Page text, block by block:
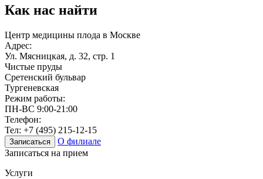
Как нас найти
Центр медицины плода в Москве
Адрес:
Ул. Мясницкая, д. 32, стр. 1
Чистые пруды
Сретенский бульвар
Тургеневская
Режим работы:
ПН-ВС 9:00-21:00
Телефон:
Тел: +7 (495) 215-12-15
Записаться
О филиале
Записаться на прием
Услуги